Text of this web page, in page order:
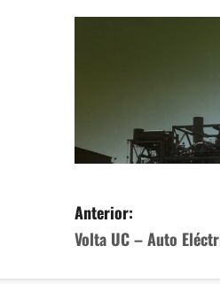
Anterior:
Volta UC – Auto